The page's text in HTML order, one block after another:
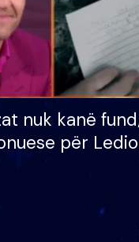
nuk kanë
për
fëmijët e tij,